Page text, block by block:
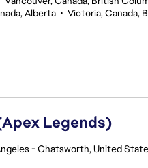
Alberta • Victoria, Canada,
Legends)
- Chatsworth, United